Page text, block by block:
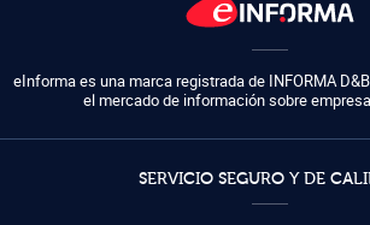
eInforma es una marca registrada de INFORMA
el mercado de información sobre
SERVICIO SEGURO Y DE